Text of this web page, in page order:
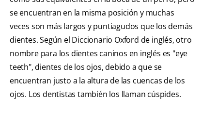
se encuentran en la misma posición y muchas
veces son más largos y puntiagudos que los demás
dientes. Según el Diccionario Oxford de inglés, otro
nombre para los dientes caninos en inglés es "eye
teeth", dientes de los ojos, debido a que se
encuentran justo a la altura de las cuencas de los
ojos. Los dentistas también los llaman cúspides.